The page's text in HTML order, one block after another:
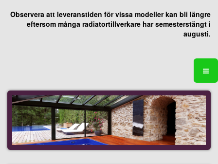
Observera att leveranstiden för vissa modeller kan bli längre
eftersom många radiatortillverkare har semesterstängt i
augusti.